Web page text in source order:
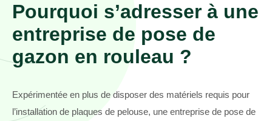
Pourquoi s’adresser à une
entreprise de pose de
gazon en rouleau ?
Expérimentée en plus de disposer des matériels requis pour
l’installation de plaques de pelouse, une entreprise de pose de